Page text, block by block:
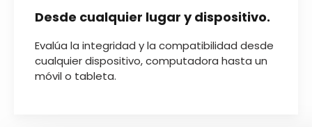
Desde cualquier lugar y dispositivo.
Evalúa la integridad y la compatibilidad desde
cualquier dispositivo, computadora hasta un
móvil o tableta.